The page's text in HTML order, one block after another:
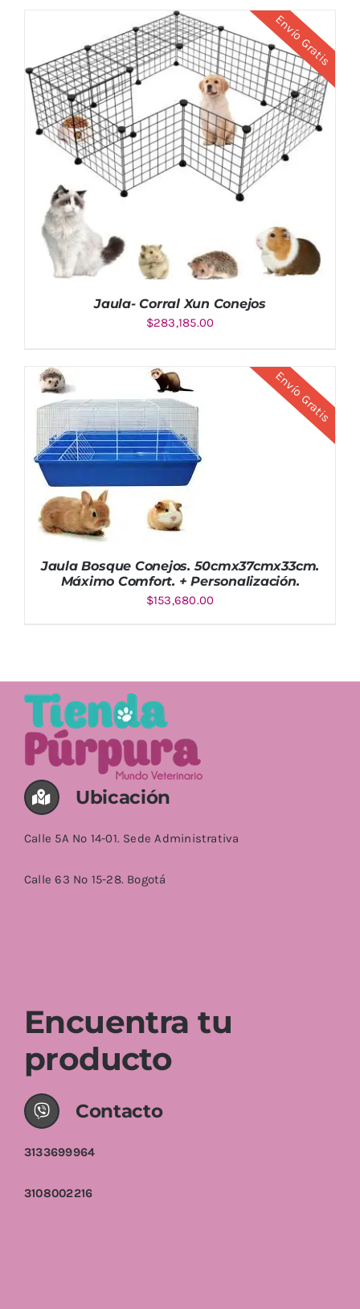
AÑADIR AL CARRITO / DETALLES
AÑADIR AL CARRITO
Envío Gratis
Jaula- Corral Xun Conejos
$283,185.00
Envío Gratis
Jaula Bosque Conejos. 50cmx37cmx33cm.
Máximo Comfort. + Personalización.
$153,680.00
Ubicación
Calle 5A No 14-01. Sede Administrativa
Calle 63 No 15-28. Bogotá
Encuentra tu
producto
Contacto
3133699964
3108002216